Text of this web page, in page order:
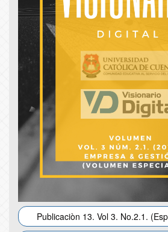
Publicaciòn 13. Vol 3. No.2.1.